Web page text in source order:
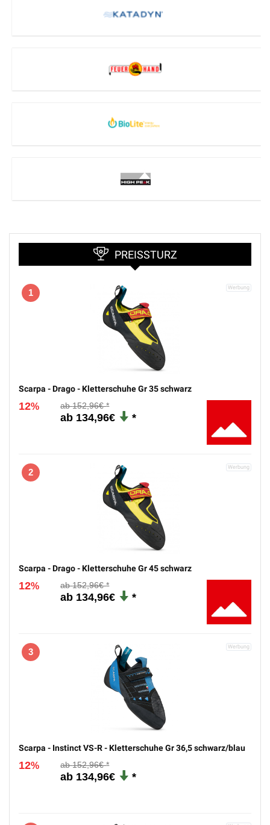
PREISSTURZ
1
Scarpa - Drago - Kletterschuhe Gr 35 schwarz
12% 152,96€
134,96€
2
Scarpa - Drago - Kletterschuhe Gr 45 schwarz
12% 152,96€
134,96€
3
Scarpa - Instinct VS-R - Kletterschuhe Gr 36,5 schwarz/blau
12% 152,96€
134,96€